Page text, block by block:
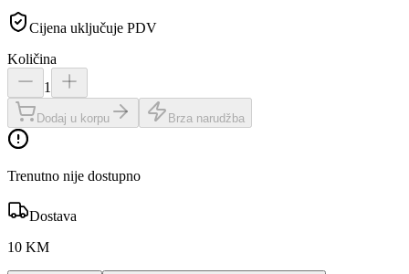
Cijena uključuje PDV
Količina
1
Dodaj u korpu Brza narudžba
Trenutno nije dostupno
Dostava
10 KM